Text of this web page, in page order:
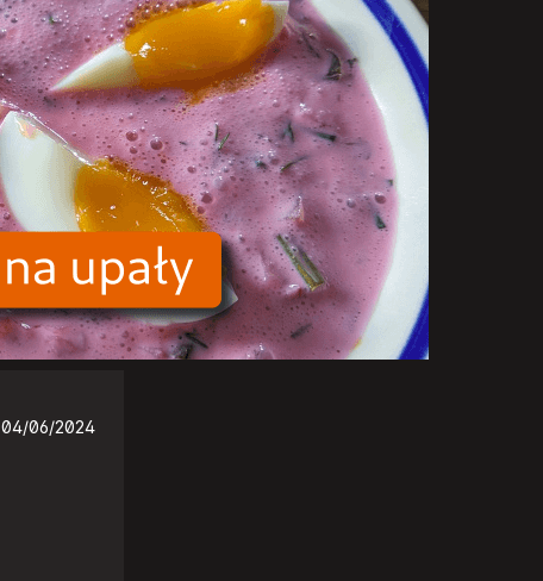
04/06/2024